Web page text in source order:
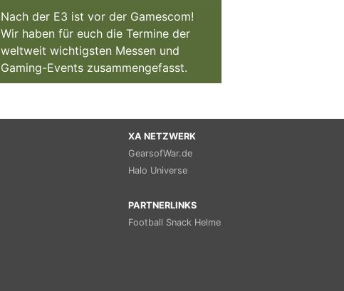
Nach der E3 ist vor der Gamescom!
Wir haben für euch die Termine der
weltweit wichtigsten Messen und
Gaming-Events zusammengefasst.
XA NETZWERK
GearsofWar.de
Halo Universe
PARTNERLINKS
Football Snack Helme